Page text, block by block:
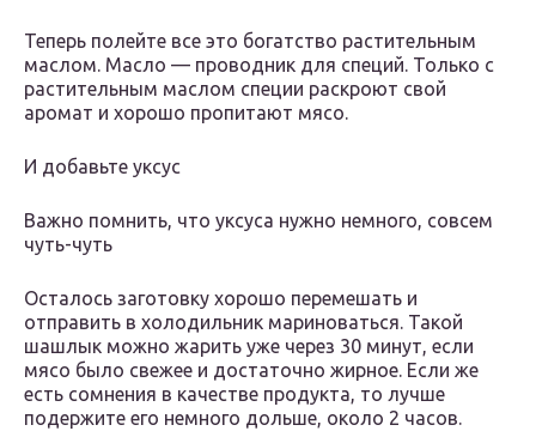
Теперь полейте все это богатство растительным
маслом. Масло — проводник для специй. Только с
растительным маслом специи раскроют свой
аромат и хорошо пропитают мясо.
И добавьте уксус
Важно помнить, что уксуса нужно немного, совсем
чуть-чуть
Осталось заготовку хорошо перемешать и
отправить в холодильник мариноваться. Такой
шашлык можно жарить уже через 30 минут, если
мясо было свежее и достаточно жирное. Если же
есть сомнения в качестве продукта, то лучше
подержите его немного дольше, около 2 часов.